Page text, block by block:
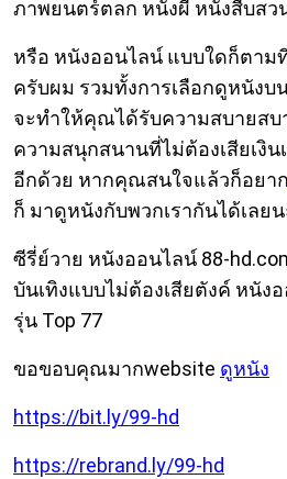
ภาพยนตร์ตลก หนังผี หนังสืบสว
หรือ หนังออนไลน์ แบบใดก็ตาม
ครับผม รวมทั้งการเลือกดูหนังบ
จะทำให้คุณได้รับความสบายสบ
ความสนุกสนานที่ไม่ต้องเสียเงิ
อีกด้วย หากคุณสนใจแล้วก็อยาก
ก็ มาดูหนังกับพวกเรากันได้เลย
ซีรี่ย์วาย หนังออนไลน์ 88-
บันเทิงแบบไม่ต้องเสียตังค์ หนัง
รุ่น Top 77
ขอขอบคุณมากwebsite ดูหนัง
https://bit.ly/99-hd
https://rebrand.ly/99-hd